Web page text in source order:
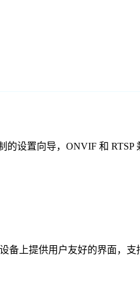
设置向导，ONVIF 和
上提供用户友好的界面，